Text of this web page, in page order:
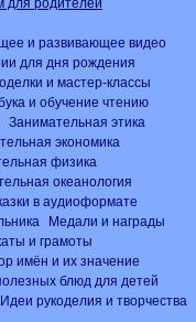
и развивающее видео
для дня рождения
и мастер-классы
и обучение чтению
Занимательная этика
экономика
физика
океанология
в аудиоформате
Медали и награды
и грамоты
имён и их значение
блюд для детей
Идеи рукоделия и творчества